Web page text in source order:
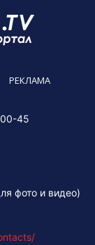
РЕКЛАМА
45
фото и видео)